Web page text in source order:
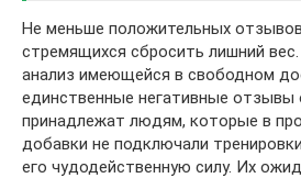
Не меньше положительных
стремящихся сбросить лишний
анализ имеющейся в свободном
единственные негативные отзывы
принадлежат людям, которые в
добавки не подключали
его чудодейственную силу. Их